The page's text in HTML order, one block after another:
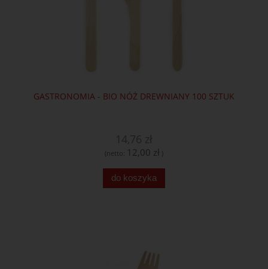
GASTRONOMIA - BIO NÓŻ DREWNIANY 100 SZTUK
(netto: 12,00 zł )
do koszyka